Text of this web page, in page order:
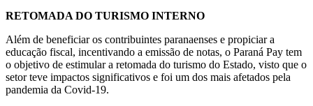
RETOMADA DO TURISMO INTERNO
Além de beneficiar os contribuintes paranaenses e propiciar a
educação fiscal, incentivando a emissão de notas, o Paraná Pay tem
o objetivo de estimular a retomada do turismo do Estado, visto que o
setor teve impactos significativos e foi um dos mais afetados pela
pandemia da Covid-19.